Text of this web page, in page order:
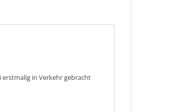
erstmalig in Verkehr gebracht